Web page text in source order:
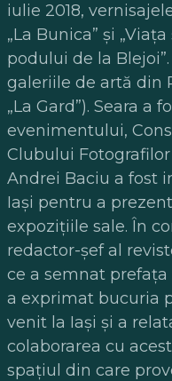
iulie 2018,
„La Bunica” şi
podului de la
galeriile de artă din
„La Gard”). Seara a
evenimentului,
Clubului
Andrei Baciu a fost
Iaşi pentru a
expoziţiile sale. În
redactor-şef al
ce a semnat prefaţa
a exprimat bucuria
venit la Iaşi şi a
colaborarea cu
spaţiul din care